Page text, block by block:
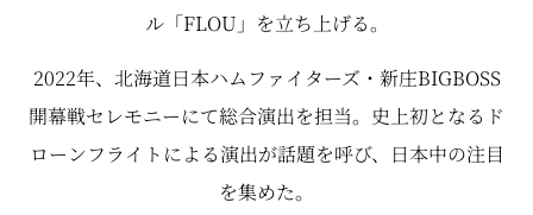
ル「FLOU」を立ち上げる。
2022年、北海道日本ハムファイターズ・新庄BIGBOSS
開幕戦セレモニーにて総合演出を担当。史上初となるド
ローンフライトによる演出が話題を呼び、日本中の注目
を集めた。